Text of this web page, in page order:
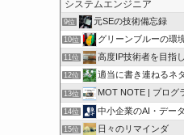
9位 元SEの技術備忘録
10位 グリーンブルーの環
11位 高度IP技術者を目指
12位 適当に書き連ねるネ
13位 MOT NOTE | プログラ
14位 中小企業のAI・デー
15位 日々のリマインダ